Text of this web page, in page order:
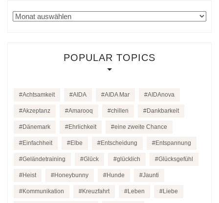
Archiv
POPULAR TOPICS
Achtsamkeit AIDA AIDA Mar AIDAnova
Akzeptanz Amarooq chillen Dankbarkeit
Dänemark Ehrlichkeit eine zweite Chance
Einfachheit Elbe Entscheidung Entspannung
Geländetraining Glück glücklich Glücksgefühl
Heist Honeybunny Hunde Jaunti
Kommunikation Kreuzfahrt Leben Liebe